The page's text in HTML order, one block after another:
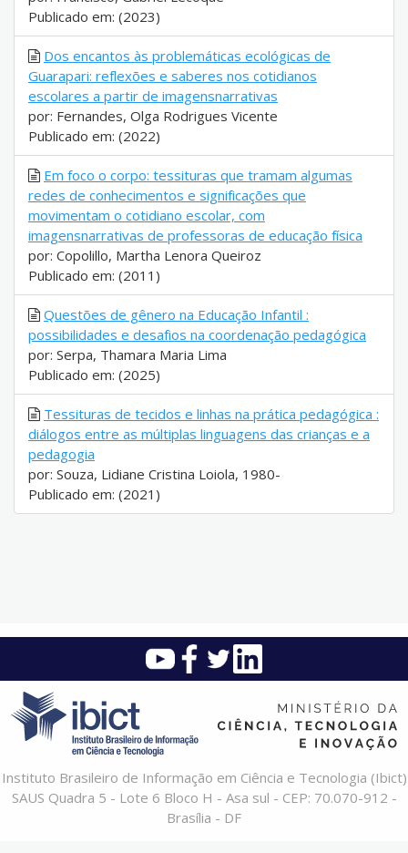
Publicado em: (2023)
Dos encantos às problemáticas ecológicas de
Guarapari: reflexões e saberes nos cotidianos
escolares a partir de imagensnarrativas
por: Fernandes, Olga Rodrigues Vicente
Publicado em: (2022)
Em foco o corpo: tessituras que tramam algumas
redes de conhecimentos e significações que
movimentam o cotidiano escolar, com
imagensnarrativas de professoras de educação física
por: Copolillo, Martha Lenora Queiroz
Publicado em: (2011)
Questões de gênero na Educação Infantil :
possibilidades e desafios na coordenação pedagógica
por: Serpa, Thamara Maria Lima
Publicado em: (2025)
Tessituras de tecidos e linhas na prática pedagógica :
diálogos entre as múltiplas linguagens das crianças e a
pedagogia
por: Souza, Lidiane Cristina Loiola, 1980-
Publicado em: (2021)
Instituto Brasileiro de Informação em Ciência e Tecnologia (Ibict)
SAUS Quadra 5 - Lote 6 Bloco H - Asa sul - CEP: 70.070-912 -
Brasília - DF